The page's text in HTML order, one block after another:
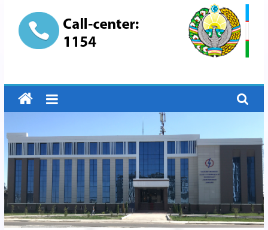
“Buxoro
hududiy
elektr
tarmoqlari
korxonasi”
AJ
“Buxoro
hududiy